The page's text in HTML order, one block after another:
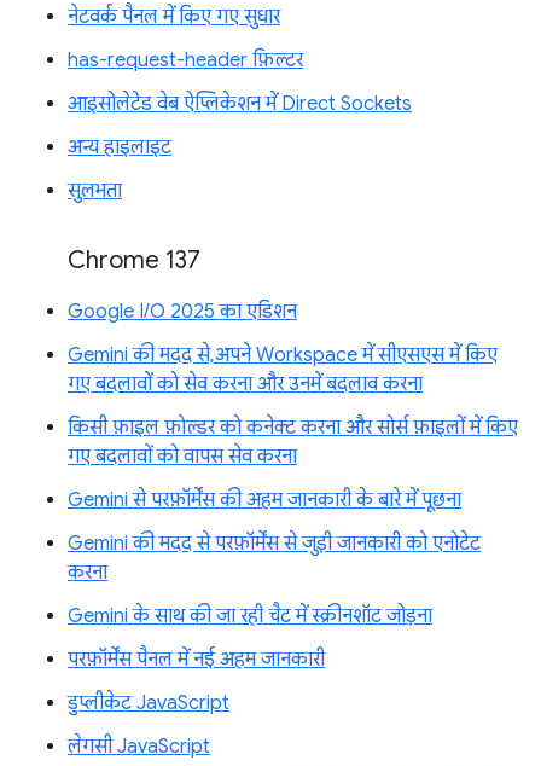
नेटवर्क पैनल में किए गए सुधार
has-request-header फ़िल्टर
आइसोलेटेड वेब ऐप्लिकेशन में Direct Sockets
अन्य हाइलाइट
सुलभता
Chrome 137
Google I/O 2025 का एडिशन
Gemini की मदद से, अपने Workspace में सीएसएस में किए
गए बदलावों को सेव करना और उनमें बदलाव करना
किसी फ़ाइल फ़ोल्डर को कनेक्ट करना और सोर्स फ़ाइलों में किए
गए बदलावों को वापस सेव करना
Gemini से परफ़ॉर्मेंस की अहम जानकारी के बारे में पूछना
Gemini की मदद से परफ़ॉर्मेंस से जुड़ी जानकारी को एनोटेट
करना
Gemini के साथ की जा रही चैट में स्क्रीनशॉट जोड़ना
परफ़ॉर्मेंस पैनल में नई अहम जानकारी
डुप्लीकेट JavaScript
लेगसी JavaScript